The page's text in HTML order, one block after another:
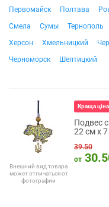
Первомайск
Полтава
Смела
Сумы Тернополь
Херсон
Хмельницкий
Черноморск
Шептицкий
Внешний вид товара
может отличаться от
фотографии
Краща ціна
Подвес
22 см х
39.50
от